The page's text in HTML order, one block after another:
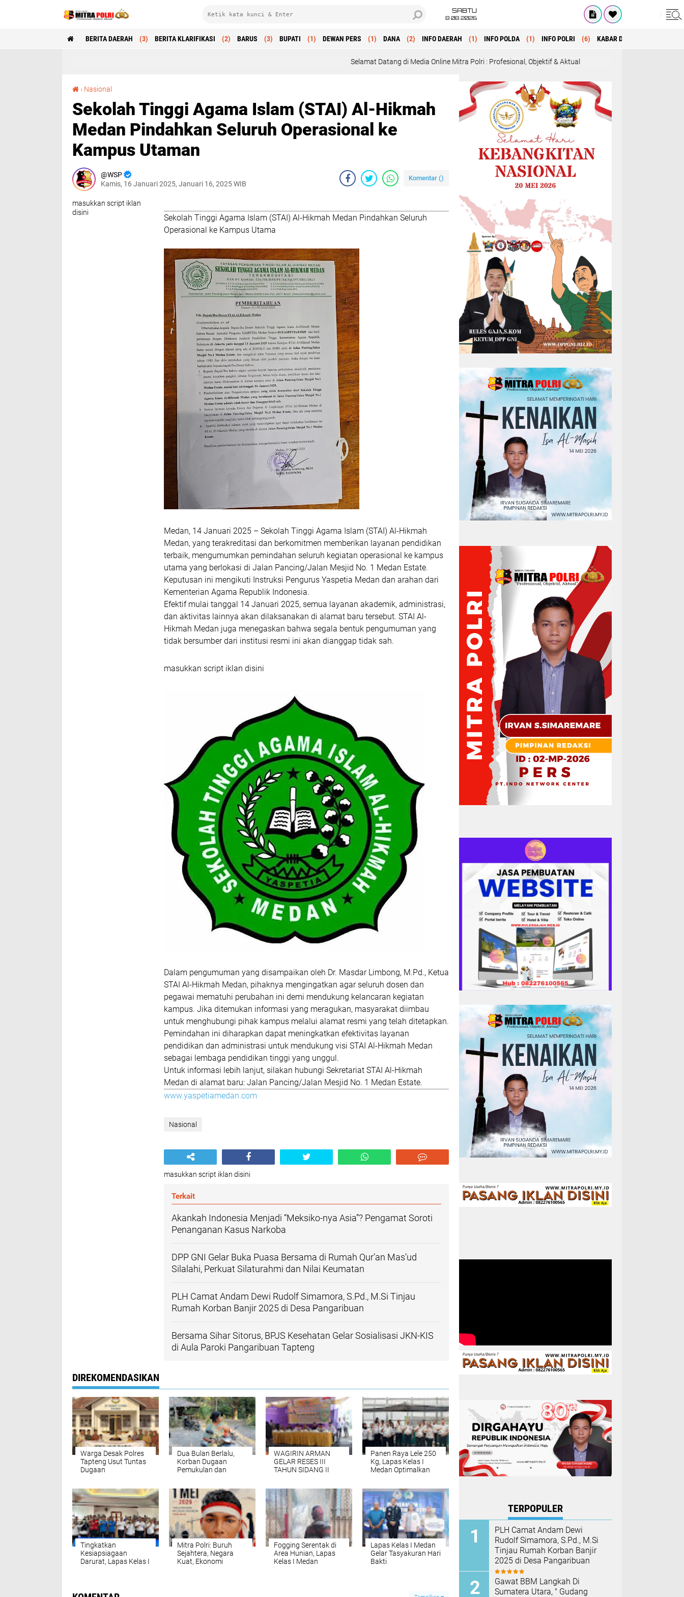
SABTU
8 08 2026
BERITA DAERAH (3) BERITA KLARIFIKASI (2) BARUS (3) BUPATI (1) DEWAN PERS (1) DANA (2) INFO DAERAH (1) INFO POLDA (1) INFO POLRI (6) KABAR DAERAH
Selamat Datang di Media Online Mitra Polri : Profesional, Objektif & Aktual
› Nasional
Sekolah Tinggi Agama Islam (STAI) Al-Hikmah
Medan Pindahkan Seluruh Operasional ke
Kampus Utaman
WSP
Kamis, 16 Januari 2025, Januari 16, 2025 WIB
Komentar ()
masukkan script iklan
disini
Sekolah Tinggi Agama Islam (STAI) Al-Hikmah Medan Pindahkan Seluruh
Operasional ke Kampus Utama
Medan, 14 Januari 2025 – Sekolah Tinggi Agama Islam (STAI) Al-Hikmah
Medan, yang terakreditasi dan berkomitmen memberikan layanan pendidikan
terbaik, mengumumkan pemindahan seluruh kegiatan operasional ke kampus
utama yang berlokasi di Jalan Pancing/Jalan Mesjid No. 1 Medan Estate.
Keputusan ini mengikuti Instruksi Pengurus Yaspetia Medan dan arahan dari
Kementerian Agama Republik Indonesia.
Efektif mulai tanggal 14 Januari 2025, semua layanan akademik, administrasi,
dan aktivitas lainnya akan dilaksanakan di alamat baru tersebut. STAI Al-
Hikmah Medan juga menegaskan bahwa segala bentuk pengumuman yang
tidak bersumber dari institusi resmi ini akan dianggap tidak sah.
masukkan script iklan disini
Dalam pengumuman yang disampaikan oleh Dr. Masdar Limbong, M.Pd., Ketua
STAI Al-Hikmah Medan, pihaknya mengingatkan agar seluruh dosen dan
pegawai mematuhi perubahan ini demi mendukung kelancaran kegiatan
kampus. Jika ditemukan informasi yang meragukan, masyarakat diimbau
untuk menghubungi pihak kampus melalui alamat resmi yang telah ditetapkan.
Pemindahan ini diharapkan dapat meningkatkan efektivitas layanan
pendidikan dan administrasi untuk mendukung visi STAI Al-Hikmah Medan
sebagai lembaga pendidikan tinggi yang unggul.
Untuk informasi lebih lanjut, silakan hubungi Sekretariat STAI Al-Hikmah
Medan di alamat baru: Jalan Pancing/Jalan Mesjid No. 1 Medan Estate.
www.yaspetiamedan.com
Nasional
masukkan script iklan disini
Terkait
Akankah Indonesia Menjadi “Meksiko-nya Asia”? Pengamat Soroti
Penanganan Kasus Narkoba
DPP GNI Gelar Buka Puasa Bersama di Rumah Qur’an Mas’ud
Silalahi, Perkuat Silaturahmi dan Nilai Keumatan
PLH Camat Andam Dewi Rudolf Simamora, S.Pd., M.Si Tinjau
Rumah Korban Banjir 2025 di Desa Pangaribuan
Bersama Sihar Sitorus, BPJS Kesehatan Gelar Sosialisasi JKN-KIS
di Aula Paroki Pangaribuan Tapteng
DIREKOMENDASIKAN
Warga Desak Polres
Tapteng Usut Tuntas
Dugaan
Negeri 153049
Sihorbo
Dua Bulan Berlalu,
Korban Dugaan
Pemukulan dan
Menunggu Itikad Baik
WAGIRIN ARMAN
GELAR RESES III
TAHUN SIDANG II
Panen Raya Lele 250
Kg, Lapas Kelas I
Medan Optimalkan
Pembinaan
Kemandirian
Tingkatkan
Kesiapsiagaan
Darurat, Lapas Kelas I
Bersama PMI Kota
Mitra Polri: Buruh
Sejahtera, Negara
Kuat, Ekonomi
Fogging Serentak di
Area Hunian, Lapas
Kelas I Medan
Lapas Kelas I Medan
Gelar Tasyakuran Hari
Bakti
TERPOPULER
PLH Camat Andam Dewi
Rudolf Simamora, S.Pd., M.Si
Tinjau Rumah Korban Banjir
2025 di Desa Pangaribuan
Gawat BBM Langkah Di
Sumatera Utara, " Gudang